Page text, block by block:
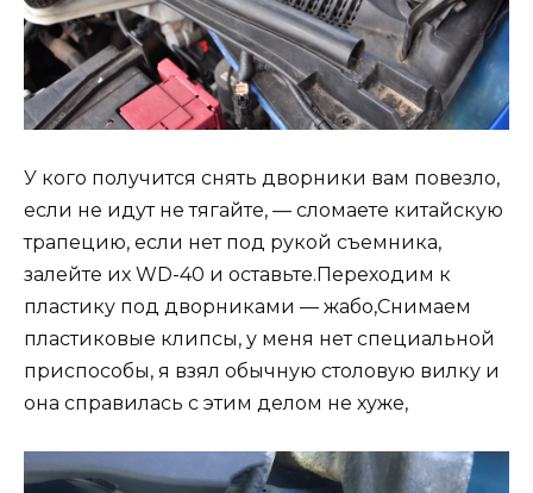
У кого получится снять дворники вам повезло,
если не идут не тягайте, — сломаете китайскую
трапецию, если нет под рукой съемника,
залейте их WD-40 и оставьте.Переходим к
пластику под дворниками — жабо,Снимаем
пластиковые клипсы, у меня нет специальной
приспособы, я взял обычную столовую вилку и
она справилась с этим делом не хуже,